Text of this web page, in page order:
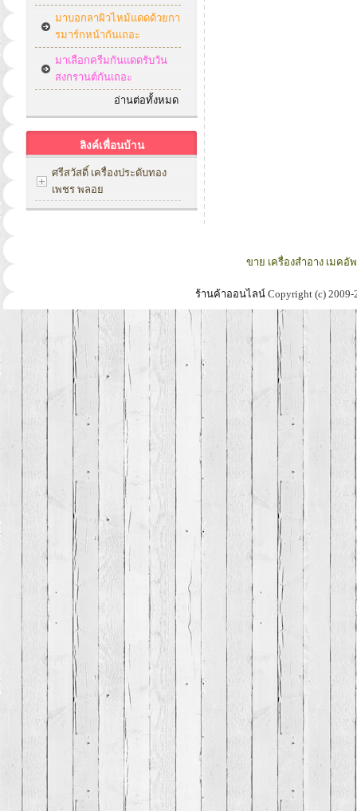
มาบอกลาผิวไหม้แดดด้วยกา
รมาร์กหน้ากันเถอะ
มาเลือกครีมกันแดดรับวัน
สงกรานต์กันเถอะ
อ่านต่อทั้งหมด
ลิงค์เพื่อนบ้าน
ศรีสวัสดิ์ เครื่องประดับทอง
เพชร พลอย
ขาย เครื่องสำอาง เมค
ร้านค้าออนไลน์Copyright (c)